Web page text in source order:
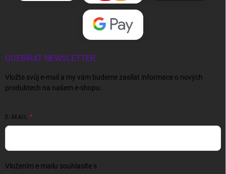
ODEBÍRAT NEWSLETTER
Vložte svůj e-mail a my vám budeme zasílat informace o nových
produktech na našem e-shopu.
E-MAIL
Vložením e-mailu souhlasíte s